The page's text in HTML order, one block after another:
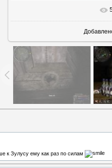
В
к Зулусу ему как раз по силам